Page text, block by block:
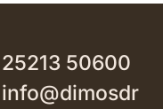
25213 50600
info@dimosdr